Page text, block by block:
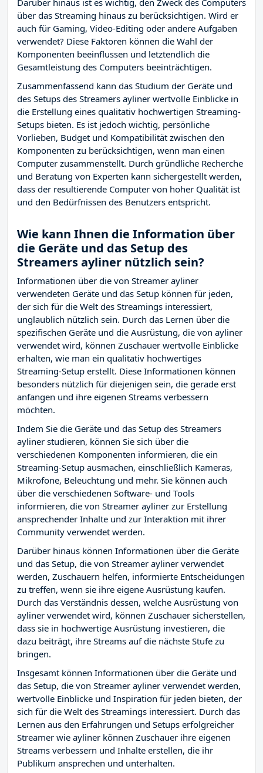
Darüber hinaus ist es wichtig, den Zweck des Computers
über das Streaming hinaus zu berücksichtigen. Wird er
auch für Gaming, Video-Editing oder andere Aufgaben
verwendet? Diese Faktoren können die Wahl der
Komponenten beeinflussen und letztendlich die
Gesamtleistung des Computers beeinträchtigen.
Zusammenfassend kann das Studium der Geräte und
des Setups des Streamers ayliner wertvolle Einblicke in
die Erstellung eines qualitativ hochwertigen Streaming-
Setups bieten. Es ist jedoch wichtig, persönliche
Vorlieben, Budget und Kompatibilität zwischen den
Komponenten zu berücksichtigen, wenn man einen
Computer zusammenstellt. Durch gründliche Recherche
und Beratung von Experten kann sichergestellt werden,
dass der resultierende Computer von hoher Qualität ist
und den Bedürfnissen des Benutzers entspricht.
Wie kann Ihnen die Information über
die Geräte und das Setup des
Streamers ayliner nützlich sein?
Informationen über die von Streamer ayliner
verwendeten Geräte und das Setup können für jeden,
der sich für die Welt des Streamings interessiert,
unglaublich nützlich sein. Durch das Lernen über die
spezifischen Geräte und die Ausrüstung, die von ayliner
verwendet wird, können Zuschauer wertvolle Einblicke
erhalten, wie man ein qualitativ hochwertiges
Streaming-Setup erstellt. Diese Informationen können
besonders nützlich für diejenigen sein, die gerade erst
anfangen und ihre eigenen Streams verbessern
möchten.
Indem Sie die Geräte und das Setup des Streamers
ayliner studieren, können Sie sich über die
verschiedenen Komponenten informieren, die ein
Streaming-Setup ausmachen, einschließlich Kameras,
Mikrofone, Beleuchtung und mehr. Sie können auch
über die verschiedenen Software- und Tools
informieren, die von Streamer ayliner zur Erstellung
ansprechender Inhalte und zur Interaktion mit ihrer
Community verwendet werden.
Darüber hinaus können Informationen über die Geräte
und das Setup, die von Streamer ayliner verwendet
werden, Zuschauern helfen, informierte Entscheidungen
zu treffen, wenn sie ihre eigene Ausrüstung kaufen.
Durch das Verständnis dessen, welche Ausrüstung von
ayliner verwendet wird, können Zuschauer sicherstellen,
dass sie in hochwertige Ausrüstung investieren, die
dazu beiträgt, ihre Streams auf die nächste Stufe zu
bringen.
Insgesamt können Informationen über die Geräte und
das Setup, die von Streamer ayliner verwendet werden,
wertvolle Einblicke und Inspiration für jeden bieten, der
sich für die Welt des Streamings interessiert. Durch das
Lernen aus den Erfahrungen und Setups erfolgreicher
Streamer wie ayliner können Zuschauer ihre eigenen
Streams verbessern und Inhalte erstellen, die ihr
Publikum ansprechen und unterhalten.